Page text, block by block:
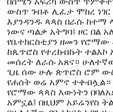
ውስጥ ገብቶ ሊፈታ ሞከረ ነገር
እያንዳንዱ ጳጳስ በራሱ ከተማ
ነውና ጣልቃ አትግባ፤ ዞር በል
የቤተክርስቲያን ዘመን
ከጴጥሮስ የተረከብኩት ተልእኮ
መሰረት ለራሱ አጸና።
ጊዜ ሰው ሁሉ ጵጥሮስ ሮም
የሐሰት ወሬ አምኖ
የሮማው ጳጳስ እውነትን
አምኗል፤ በዚህም አይሬንየስ